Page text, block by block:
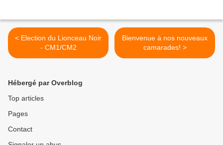
< Election du Lionceau Noir
- CM1/CM2
Bienvenue à nos nouveaux
camarades! >
Hébergé par Overblog
Top articles
Pages
Contact